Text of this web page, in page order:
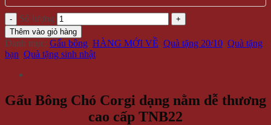
Số lượng
Thêm vào giỏ hàng
Danh mục: Gấu bông, HÀNG MỚI VỀ, Quà tặng 20/10, Quà tặng
bạn, Quà tặng sinh nhật
Gấu Bông Chó Corgi dạng nằm dễ thương
cao cấp TNB22